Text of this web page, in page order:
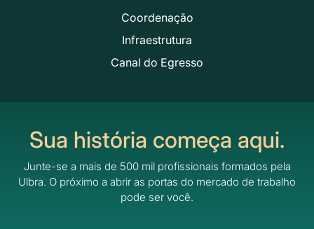
Coordenação
Infraestrutura
Canal do Egresso
Sua história começa aqui.
Junte-se a mais de 500 mil profissionais formados pela
Ulbra. O próximo a abrir as portas do mercado de trabalho
pode ser você.